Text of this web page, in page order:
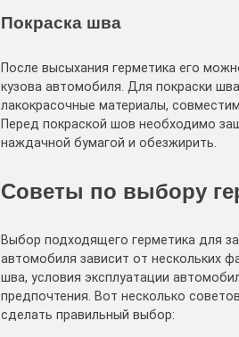
Покраска шва
После высыхания герметика его
кузова автомобиля․ Для покраски
лакокрасочные материалы,
Перед покраской шов необходимо
наждачной бумагой и обезжирить․
Советы по выбору
Выбор подходящего герметика для
автомобиля зависит от нескольких
шва, условия эксплуатации
предпочтения․ Вот несколько
сделать правильный выбор: